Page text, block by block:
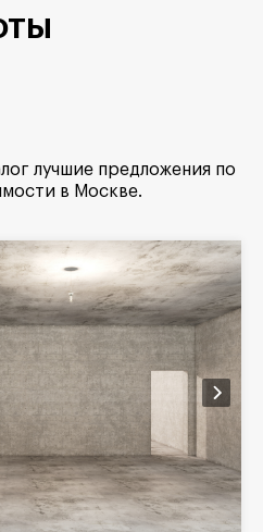
лучшие предложения по
в Москве.